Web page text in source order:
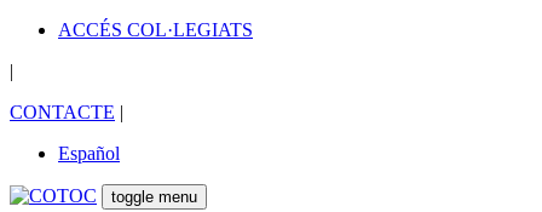
ACCÉS COL·LEGIATS
|
CONTACTE |
Español
toggle menu